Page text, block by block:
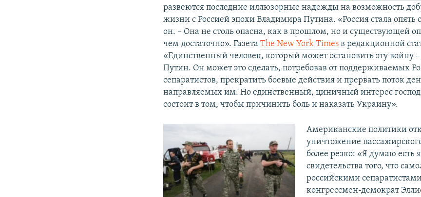
развеются последние иллюзорные надежды на возможность
жизни с Россией эпохи Владимира Путина. «Россия стала опять
он. – Она не столь опасна, как в прошлом, но и существующей
чем достаточно». ГазетаThe New York Times в редакционной
«Единственный человек, который может остановить эту войну
Путин. Он может это сделать, потребовав от поддерживаемых
сепаратистов, прекратить боевые действия и прервать поток
направляемых им. Но единственный, циничный интерес
состоит в том, чтобы причинить боль и наказать Украину».
Американские политики
уничтожение
более резко: «Я думаю есть
свидетельства того, что
российскими
конгрессмен-демократ